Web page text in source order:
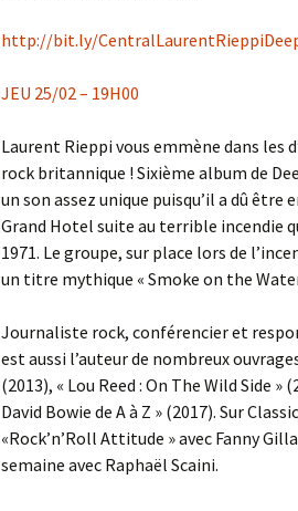
http://bit.ly/
JEU 25/02 – 19H00
Laurent Rieppi vous emmène dans les
rock britannique ! Sixième album de
un son assez unique puisqu’il a dû
Grand Hotel suite au terrible incendie
1971. Le groupe, sur place lors de
un titre mythique « Smoke on the
Journaliste rock, conférencier et
est aussi l’auteur de nombreux
(2013), « Lou Reed : On The Wild Side »
David Bowie de A à Z » (2017). Sur
«Rock’n’Roll Attitude » avec Fanny
semaine avec Raphaël Scaini.